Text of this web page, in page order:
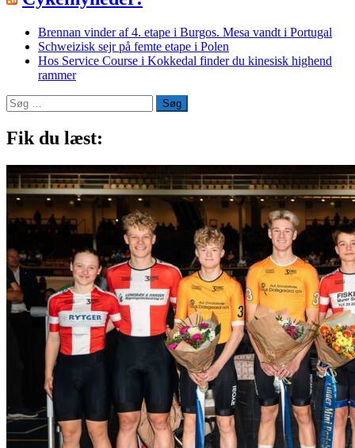
Brennan vinder af 4. etape i Burgos. Mesa vandt i Portugal
Schweizisk sejr på femte etape i Polen
Hos Service Course i Kokkedal finder du kinesisk highend
rammer
Søg
efter:
Fik du læst: